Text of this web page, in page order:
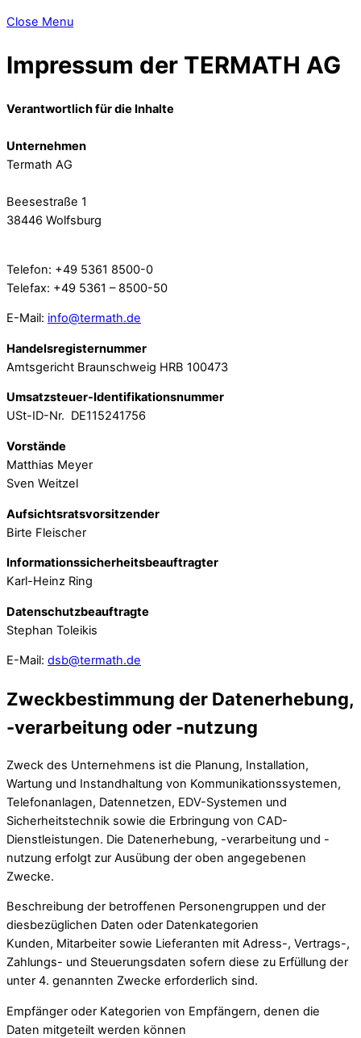
Close Menu
Impressum der TERMATH AG
Verantwortlich für die Inhalte
Unternehmen
Termath AG
Beesestraße 1
38446 Wolfsburg
Telefon: +49 5361 8500-0
Telefax: +49 5361 – 8500-50
E-Mail: info@termath.de
Handelsregisternummer
Amtsgericht Braunschweig HRB 100473
Umsatzsteuer-Identifikationsnummer
USt-ID-Nr. DE115241756
Vorstände
Matthias Meyer
Sven Weitzel
Aufsichtsratsvorsitzender
Birte Fleischer
Informationssicherheitsbeauftragter
Karl-Heinz Ring
Datenschutzbeauftragte
Stephan Toleikis
E-Mail: dsb@termath.de
Zweckbestimmung der Datenerhebung,
-verarbeitung oder -nutzung
Zweck des Unternehmens ist die Planung, Installation,
Wartung und Instandhaltung von Kommunikationssystemen,
Telefonanlagen, Datennetzen, EDV-Systemen und
Sicherheitstechnik sowie die Erbringung von CAD-
Dienstleistungen. Die Datenerhebung, -verarbeitung und -
nutzung erfolgt zur Ausübung der oben angegebenen
Zwecke.
Beschreibung der betroffenen Personengruppen und der
diesbezüglichen Daten oder Datenkategorien
Kunden, Mitarbeiter sowie Lieferanten mit Adress-, Vertrags-,
Zahlungs- und Steuerungsdaten sofern diese zu Erfüllung der
unter 4. genannten Zwecke erforderlich sind.
Empfänger oder Kategorien von Empfängern, denen die
Daten mitgeteilt werden können